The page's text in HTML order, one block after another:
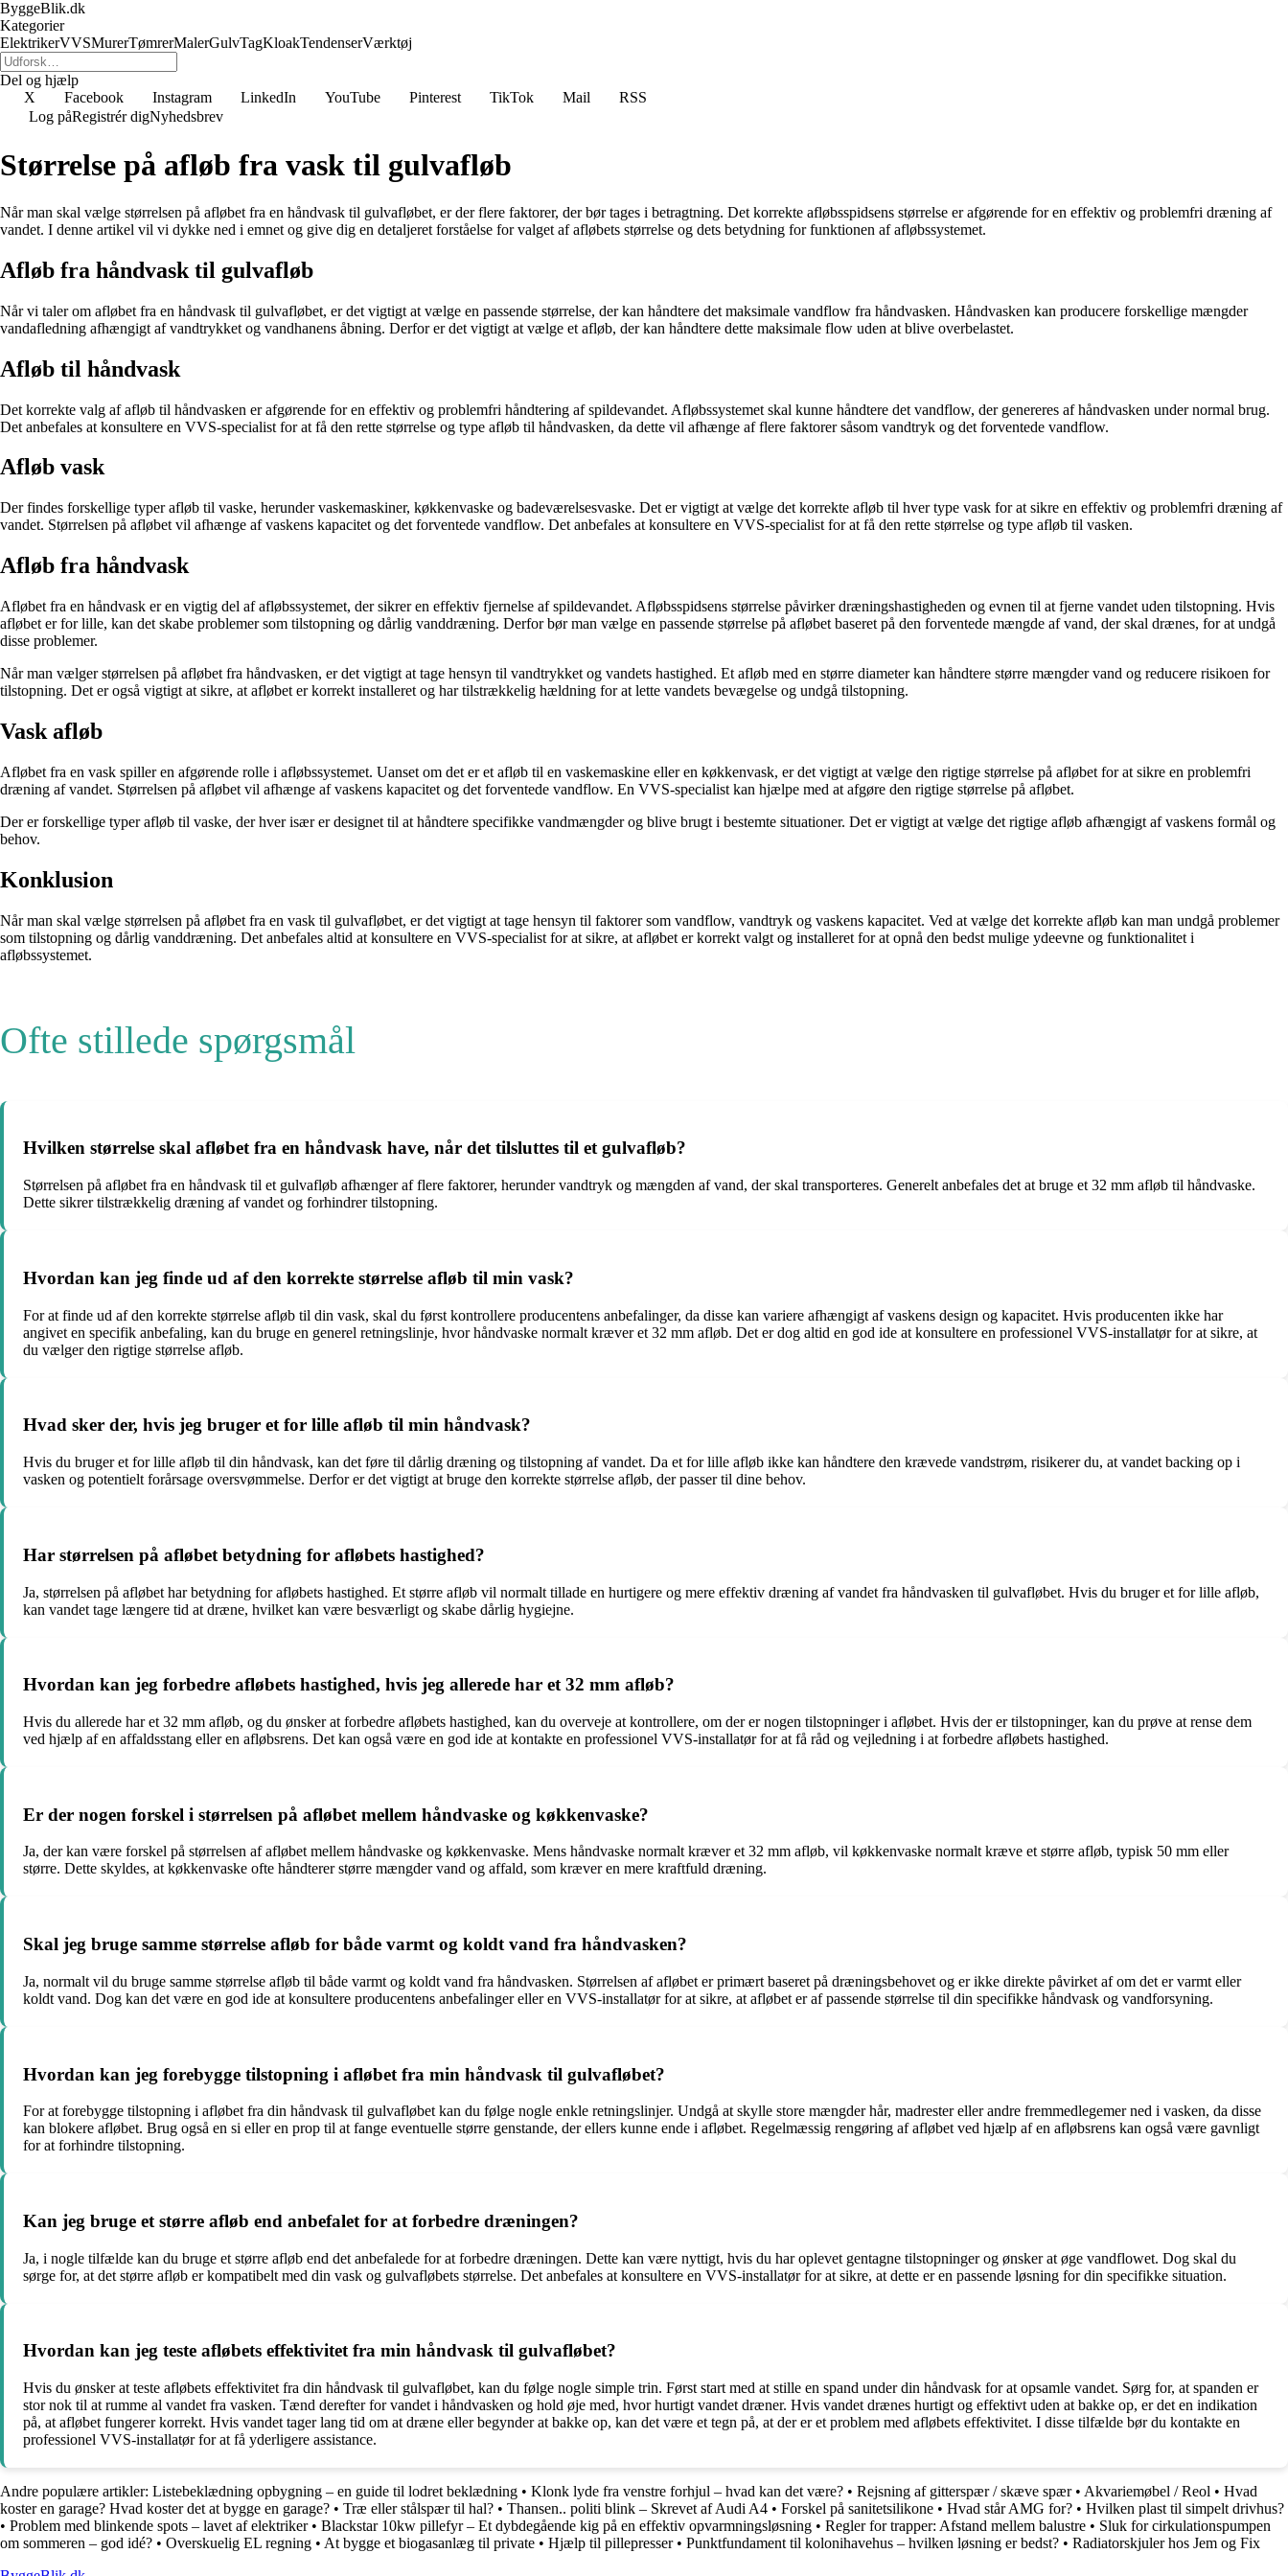
ByggeBlik.dk
Kategorier
ElektrikerVVSMurerTømrerMalerGulvTagKloakTendenserVærktøj
Del og hjælp
X
Facebook Instagram LinkedIn YouTube Pinterest TikTok Mail
RSS
Log påRegistrér digNyhedsbrev
Størrelse på afløb fra vask til gulvafløb
Når man skal vælge størrelsen på afløbet fra en håndvask til gulvafløbet, er der flere faktorer, der bør tages i betragtning. Det korrekte afløbsspidsens størrelse er afgørende for en effektiv og problemfri dræning af
vandet. I denne artikel vil vi dykke ned i emnet og give dig en detaljeret forståelse for valget af afløbets størrelse og dets betydning for funktionen af afløbssystemet.
Afløb fra håndvask til gulvafløb
Når vi taler om afløbet fra en håndvask til gulvafløbet, er det vigtigt at vælge en passende størrelse, der kan håndtere det maksimale vandflow fra håndvasken. Håndvasken kan producere forskellige mængder
vandafledning afhængigt af vandtrykket og vandhanens åbning. Derfor er det vigtigt at vælge et afløb, der kan håndtere dette maksimale flow uden at blive overbelastet.
Afløb til håndvask
Det korrekte valg af afløb til håndvasken er afgørende for en effektiv og problemfri håndtering af spildevandet. Afløbssystemet skal kunne håndtere det vandflow, der genereres af håndvasken under normal brug.
Det anbefales at konsultere en VVS-specialist for at få den rette størrelse og type afløb til håndvasken, da dette vil afhænge af flere faktorer såsom vandtryk og det forventede vandflow.
Afløb vask
Der findes forskellige typer afløb til vaske, herunder vaskemaskiner, køkkenvaske og badeværelsesvaske. Det er vigtigt at vælge det korrekte afløb til hver type vask for at sikre en effektiv og problemfri dræning af
vandet. Størrelsen på afløbet vil afhænge af vaskens kapacitet og det forventede vandflow. Det anbefales at konsultere en VVS-specialist for at få den rette størrelse og type afløb til vasken.
Afløb fra håndvask
Afløbet fra en håndvask er en vigtig del af afløbssystemet, der sikrer en effektiv fjernelse af spildevandet. Afløbsspidsens størrelse påvirker dræningshastigheden og evnen til at fjerne vandet uden tilstopning. Hvis
afløbet er for lille, kan det skabe problemer som tilstopning og dårlig vanddræning. Derfor bør man vælge en passende størrelse på afløbet baseret på den forventede mængde af vand, der skal drænes, for at undgå
disse problemer.
Når man vælger størrelsen på afløbet fra håndvasken, er det vigtigt at tage hensyn til vandtrykket og vandets hastighed. Et afløb med en større diameter kan håndtere større mængder vand og reducere risikoen for
tilstopning. Det er også vigtigt at sikre, at afløbet er korrekt installeret og har tilstrækkelig hældning for at lette vandets bevægelse og undgå tilstopning.
Vask afløb
Afløbet fra en vask spiller en afgørende rolle i afløbssystemet. Uanset om det er et afløb til en vaskemaskine eller en køkkenvask, er det vigtigt at vælge den rigtige størrelse på afløbet for at sikre en problemfri
dræning af vandet. Størrelsen på afløbet vil afhænge af vaskens kapacitet og det forventede vandflow. En VVS-specialist kan hjælpe med at afgøre den rigtige størrelse på afløbet.
Der er forskellige typer afløb til vaske, der hver især er designet til at håndtere specifikke vandmængder og blive brugt i bestemte situationer. Det er vigtigt at vælge det rigtige afløb afhængigt af vaskens formål og
behov.
Konklusion
Når man skal vælge størrelsen på afløbet fra en vask til gulvafløbet, er det vigtigt at tage hensyn til faktorer som vandflow, vandtryk og vaskens kapacitet. Ved at vælge det korrekte afløb kan man undgå problemer
som tilstopning og dårlig vanddræning. Det anbefales altid at konsultere en VVS-specialist for at sikre, at afløbet er korrekt valgt og installeret for at opnå den bedst mulige ydeevne og funktionalitet i
afløbssystemet.
Ofte stillede spørgsmål
Hvilken størrelse skal afløbet fra en håndvask have, når det tilsluttes til et gulvafløb?
Størrelsen på afløbet fra en håndvask til et gulvafløb afhænger af flere faktorer, herunder vandtryk og mængden af vand, der skal transporteres. Generelt anbefales det at bruge et 32 mm afløb til håndvaske.
Dette sikrer tilstrækkelig dræning af vandet og forhindrer tilstopning.
Hvordan kan jeg finde ud af den korrekte størrelse afløb til min vask?
For at finde ud af den korrekte størrelse afløb til din vask, skal du først kontrollere producentens anbefalinger, da disse kan variere afhængigt af vaskens design og kapacitet. Hvis producenten ikke har
angivet en specifik anbefaling, kan du bruge en generel retningslinje, hvor håndvaske normalt kræver et 32 mm afløb. Det er dog altid en god ide at konsultere en professionel VVS-installatør for at sikre, at
du vælger den rigtige størrelse afløb.
Hvad sker der, hvis jeg bruger et for lille afløb til min håndvask?
Hvis du bruger et for lille afløb til din håndvask, kan det føre til dårlig dræning og tilstopning af vandet. Da et for lille afløb ikke kan håndtere den krævede vandstrøm, risikerer du, at vandet backing op i
vasken og potentielt forårsage oversvømmelse. Derfor er det vigtigt at bruge den korrekte størrelse afløb, der passer til dine behov.
Har størrelsen på afløbet betydning for afløbets hastighed?
Ja, størrelsen på afløbet har betydning for afløbets hastighed. Et større afløb vil normalt tillade en hurtigere og mere effektiv dræning af vandet fra håndvasken til gulvafløbet. Hvis du bruger et for lille afløb,
kan vandet tage længere tid at dræne, hvilket kan være besværligt og skabe dårlig hygiejne.
Hvordan kan jeg forbedre afløbets hastighed, hvis jeg allerede har et 32 mm afløb?
Hvis du allerede har et 32 mm afløb, og du ønsker at forbedre afløbets hastighed, kan du overveje at kontrollere, om der er nogen tilstopninger i afløbet. Hvis der er tilstopninger, kan du prøve at rense dem
ved hjælp af en affaldsstang eller en afløbsrens. Det kan også være en god ide at kontakte en professionel VVS-installatør for at få råd og vejledning i at forbedre afløbets hastighed.
Er der nogen forskel i størrelsen på afløbet mellem håndvaske og køkkenvaske?
Ja, der kan være forskel på størrelsen af afløbet mellem håndvaske og køkkenvaske. Mens håndvaske normalt kræver et 32 mm afløb, vil køkkenvaske normalt kræve et større afløb, typisk 50 mm eller
større. Dette skyldes, at køkkenvaske ofte håndterer større mængder vand og affald, som kræver en mere kraftfuld dræning.
Skal jeg bruge samme størrelse afløb for både varmt og koldt vand fra håndvasken?
Ja, normalt vil du bruge samme størrelse afløb til både varmt og koldt vand fra håndvasken. Størrelsen af afløbet er primært baseret på dræningsbehovet og er ikke direkte påvirket af om det er varmt eller
koldt vand. Dog kan det være en god ide at konsultere producentens anbefalinger eller en VVS-installatør for at sikre, at afløbet er af passende størrelse til din specifikke håndvask og vandforsyning.
Hvordan kan jeg forebygge tilstopning i afløbet fra min håndvask til gulvafløbet?
For at forebygge tilstopning i afløbet fra din håndvask til gulvafløbet kan du følge nogle enkle retningslinjer. Undgå at skylle store mængder hår, madrester eller andre fremmedlegemer ned i vasken, da disse
kan blokere afløbet. Brug også en si eller en prop til at fange eventuelle større genstande, der ellers kunne ende i afløbet. Regelmæssig rengøring af afløbet ved hjælp af en afløbsrens kan også være gavnligt
for at forhindre tilstopning.
Kan jeg bruge et større afløb end anbefalet for at forbedre dræningen?
Ja, i nogle tilfælde kan du bruge et større afløb end det anbefalede for at forbedre dræningen. Dette kan være nyttigt, hvis du har oplevet gentagne tilstopninger og ønsker at øge vandflowet. Dog skal du
sørge for, at det større afløb er kompatibelt med din vask og gulvafløbets størrelse. Det anbefales at konsultere en VVS-installatør for at sikre, at dette er en passende løsning for din specifikke situation.
Hvordan kan jeg teste afløbets effektivitet fra min håndvask til gulvafløbet?
Hvis du ønsker at teste afløbets effektivitet fra din håndvask til gulvafløbet, kan du følge nogle simple trin. Først start med at stille en spand under din håndvask for at opsamle vandet. Sørg for, at spanden er
stor nok til at rumme al vandet fra vasken. Tænd derefter for vandet i håndvasken og hold øje med, hvor hurtigt vandet dræner. Hvis vandet drænes hurtigt og effektivt uden at bakke op, er det en indikation
på, at afløbet fungerer korrekt. Hvis vandet tager lang tid om at dræne eller begynder at bakke op, kan det være et tegn på, at der er et problem med afløbets effektivitet. I disse tilfælde bør du kontakte en
professionel VVS-installatør for at få yderligere assistance.
Andre populære artikler: Listebeklædning opbygning – en guide til lodret beklædning • Klonk lyde fra venstre forhjul – hvad kan det være? • Rejsning af gitterspær / skæve spær• Akvariemøbel / Reol • Hvad
koster en garage? Hvad koster det at bygge en garage? • Træ eller stålspær til hal? • Thansen.. politi blink – Skrevet af Audi A4 • Forskel på sanitetsilikone • Hvad står AMG for? • Hvilken plast til simpelt drivhus?
• Problem med blinkende spots – lavet af elektriker• Blackstar 10kw pillefyr – Et dybdegående kig på en effektiv opvarmningsløsning • Regler for trapper: Afstand mellem balustre • Sluk for cirkulationspumpen
om sommeren – god idé? • Overskuelig EL regning • At bygge et biogasanlæg til private • Hjælp til pillepresser• Punktfundament til kolonihavehus – hvilken løsning er bedst? • Radiatorskjuler hos Jem og Fix